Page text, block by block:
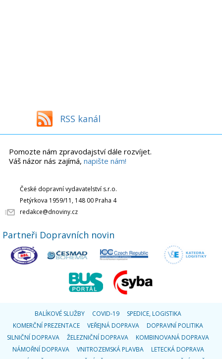
RSS kanál
Pomozte nám zpravodajství dále rozvíjet.
Váš názor nás zajímá, napište nám!
České dopravní vydavatelství s.r.o.
Petýrkova 1959/11, 148 00 Praha 4
redakce@dnoviny.cz
Partneři Dopravních novin
BALÍKOVÉ SLUŽBY COVID-19
SPEDICE, LOGISTIKA
KOMERČNÍ PREZENTACE
VEŘEJNÁ DOPRAVA
DOPRAVNÍ POLITIKA
SILNIČNÍ DOPRAVA
ŽELEZNIČNÍ DOPRAVA
KOMBINOVANÁ DOPRAVA
NÁMOŘNÍ DOPRAVA
VNITROZEMSKÁ PLAVBA
LETECKÁ DOPRAVA